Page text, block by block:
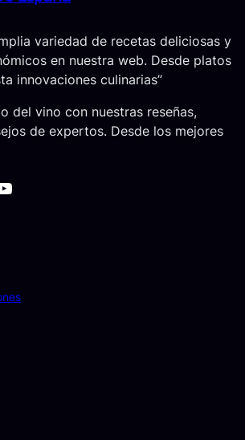
variedad de recetas deliciosas y
en nuestra web. Desde platos
innovaciones culinarias”
del vino con nuestras reseñas,
de expertos. Desde los mejores